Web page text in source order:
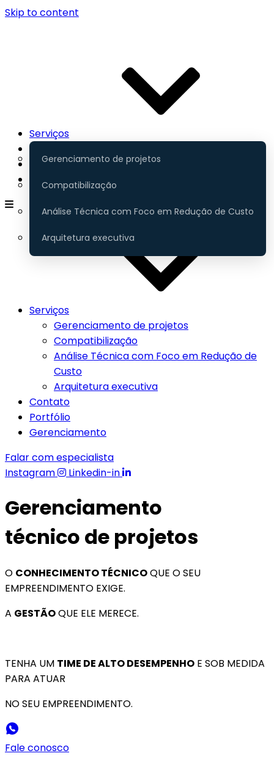
Skip to content
Serviços
Gerenciamento de projetos
Compatibilização
Análise Técnica com Foco em Redução de Custo
Arquitetura executiva
Contato
Portfólio
Gerenciamento
Serviços
Gerenciamento de projetos
Compatibilização
Análise Técnica com Foco em Redução de
Custo
Arquitetura executiva
Contato
Portfólio
Gerenciamento
Falar com especialista
Instagram
Linkedin-in
Gerenciamento
técnico de projetos
O CONHECIMENTO TÉCNICOQUE O SEU
EMPREENDIMENTO EXIGE.
A GESTÃOQUE ELE MERECE.
TENHA UM TIME DE ALTO DESEMPENHO E SOB MEDIDA
PARA ATUAR
NO SEU EMPREENDIMENTO.
Fale conosco